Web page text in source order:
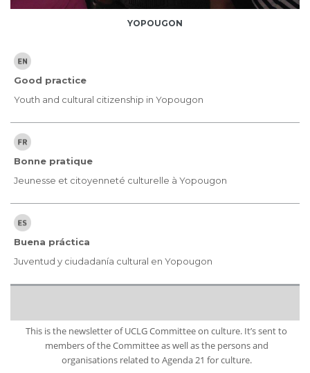
YOPOUGON
Good practice
Youth and cultural citizenship in Yopougon
Bonne pratique
Jeunesse et citoyenneté culturelle à Yopougon
Buena práctica
Juventud y ciudadanía cultural en Yopougon
This is the newsletter of UCLG Committee on culture. It’s sent to
members of the Committee as well as the persons and
organisations related to Agenda 21 for culture.